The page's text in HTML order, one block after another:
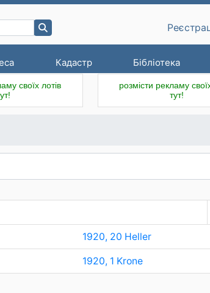
Кадастр Бібліотека
своїх лотів
розмісти рекламу
тут!
1920, 20 Heller
1920, 1 Krone